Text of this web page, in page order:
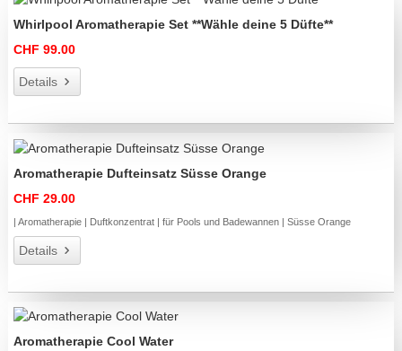
Whirlpool Aromatherapie Set **Wähle deine 5 Düfte**
CHF 99.00
Details
Aromatherapie Dufteinsatz Süsse Orange
CHF 29.00
| Aromatherapie | Duftkonzentrat | für Pools und Badewannen | Süsse Orange
Details
Aromatherapie Cool Water